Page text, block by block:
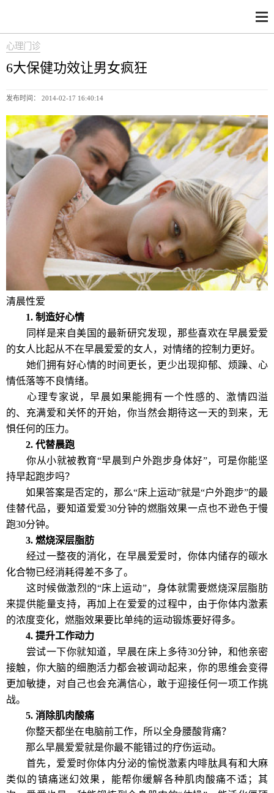
心理门诊
6大保健功效让男女疯狂
发布时间： 2014-02-17 16:40:14
清晨性爱
1. 制造好心情
同样是来自美国的最新研究发现，那些喜欢在早晨爱爱
的女人比起从不在早晨爱爱的女人，对情绪的控制力更好。
她们拥有好心情的时间更长，更少出现抑郁、烦躁、心
情低落等不良情绪。
心理专家说，早晨如果能拥有一个性感的、激情四溢
的、充满爱和关怀的开始，你当然会期待这一天的到来，无
惧任何的压力。
2. 代替晨跑
你从小就被教育“早晨到户外跑步身体好”，可是你能坚
持早起跑步吗？
如果答案是否定的，那么“床上运动”就是“户外跑步”的最
佳替代品，要知道爱爱30分钟的燃脂效果一点也不逊色于慢
跑30分钟。
3. 燃烧深层脂肪
经过一整夜的消化，在早晨爱爱时，你体内储存的碳水
化合物已经消耗得差不多了。
这时候做激烈的“床上运动”，身体就需要燃烧深层脂肪
来提供能量支持，再加上在爱爱的过程中，由于你体内激素
的浓度变化，燃脂效果要比单纯的运动锻炼要好得多。
4. 提升工作动力
尝试一下你就知道，早晨在床上多待30分钟，和他亲密
接触，你大脑的细胞活力都会被调动起来，你的思维会变得
更加敏捷，对自己也会充满信心，敢于迎接任何一项工作挑
战。
5. 消除肌肉酸痛
你整天都坐在电脑前工作，所以全身腰酸背痛？
那么早晨爱爱就是你最不能错过的疗伤运动。
首先，爱爱时你体内分泌的愉悦激素内啡肽具有和大麻
类似的镇痛迷幻效果，能帮你缓解各种肌肉酸痛不适；其